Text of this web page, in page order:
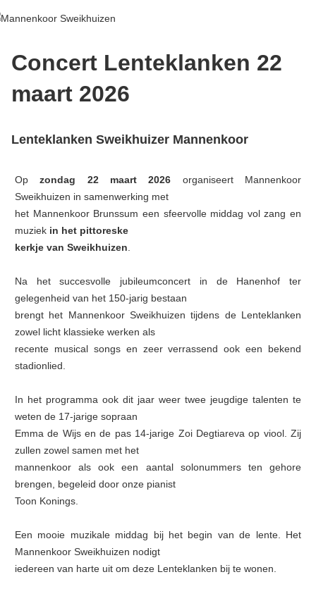
Doorgaan
hoofdinhoud
Concert Lenteklanken 22
maart 2026
Lenteklanken Sweikhuizer Mannenkoor
Opzondag 22 maart 2026 organiseert Mannenkoor
Sweikhuizen in samenwerking met
het Mannenkoor Brunssum een sfeervolle middag vol zang en
muziek in het pittoreske
kerkje van Sweikhuizen
Na het succesvolle jubileumconcert in de Hanenhof ter
gelegenheid van het 150-jarig bestaan
brengt het Mannenkoor Sweikhuizen tijdens de Lenteklanken
zowel licht klassieke werken als
recente musical songs en zeer verrassend ook een bekend
stadionlied.
In het programma ook dit jaar weer twee jeugdige talenten te
weten de 17-jarige sopraan
Emma de Wijs en de pas 14-jarige Zoi Degtiareva op viool. Zij
zullen zowel samen met het
mannenkoor als ook een aantal solonummers ten gehore
brengen, begeleid door onze pianist
Toon Konings.
Een mooie muzikale middag bij het begin van de lente. Het
Mannenkoor Sweikhuizen nodigt
iedereen van harte uit om deze Lenteklanken bij te wonen.